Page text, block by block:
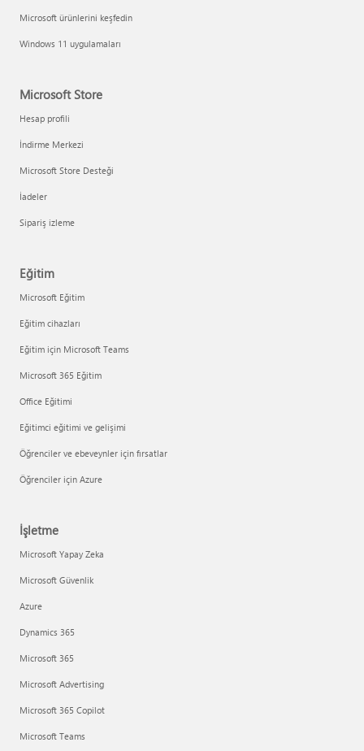
Microsoft ürünlerini keşfedin
Windows 11 uygulamaları
Microsoft Store
Hesap profili
İndirme Merkezi
Microsoft Store Desteği
İadeler
Sipariş izleme
Eğitim
Microsoft Eğitim
Eğitim cihazları
Eğitim için Microsoft Teams
Microsoft 365 Eğitim
Office Eğitimi
Eğitimci eğitimi ve gelişimi
Öğrenciler ve ebeveynler için fırsatlar
Öğrenciler için Azure
İşletme
Microsoft Yapay Zeka
Microsoft Güvenlik
Azure
Dynamics 365
Microsoft 365
Microsoft Advertising
Microsoft 365 Copilot
Microsoft Teams